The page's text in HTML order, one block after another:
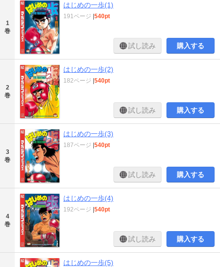
1
巻
はじめの一歩(1)
191ページ |540pt
試し読み 購入する
2
巻
はじめの一歩(2)
182ページ |540pt
試し読み 購入する
3
巻
はじめの一歩(3)
187ページ |540pt
試し読み 購入する
4
巻
はじめの一歩(4)
192ページ |540pt
試し読み 購入する
はじめの一歩(5)